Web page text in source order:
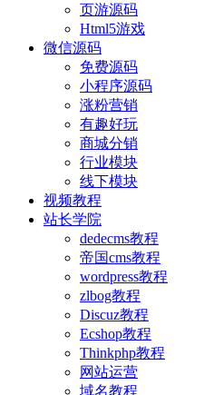
页游源码
Html5游戏
微信源码
免费源码
小程序源码
涨粉营销
有趣好玩
商城分销
行业模块
线下模块
视频教程
站长学院
dedecms教程
帝国cms教程
wordpress教程
zlbog教程
Discuz教程
Ecshop教程
Thinkphp教程
网站运营
域名教程